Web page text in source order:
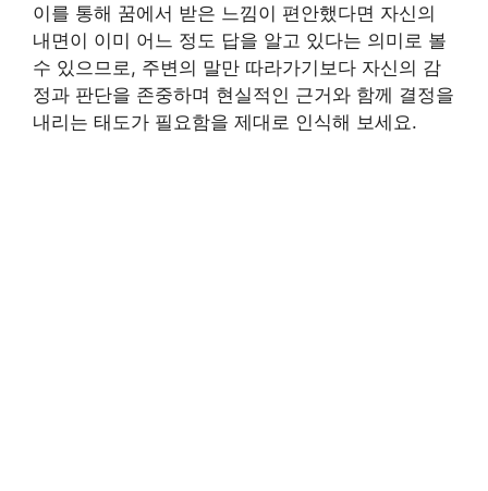
이를 통해 꿈에서 받은 느낌이 편안했다면 자신의
내면이 이미 어느 정도 답을 알고 있다는 의미로 볼
수 있으므로, 주변의 말만 따라가기보다 자신의 감
정과 판단을 존중하며 현실적인 근거와 함께 결정을
내리는 태도가 필요함을 제대로 인식해 보세요.